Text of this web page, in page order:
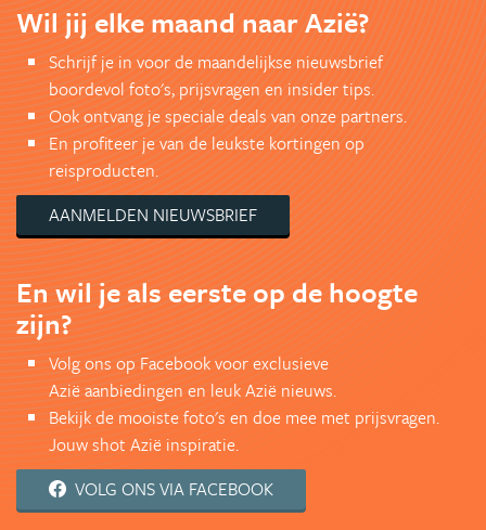
Wil jij elke maand naar Azië?
Schrijf je in voor de maandelijkse nieuwsbrief
boordevol foto's, prijsvragen en insider tips.
Ook ontvang je speciale deals van onze partners.
En profiteer je van de leukste kortingen op
reisproducten.
AANMELDEN NIEUWSBRIEF
En wil je als eerste op de hoogte
zijn?
Volg ons op Facebook voor exclusieve
Azië aanbiedingen en leuk Azië nieuws.
Bekijk de mooiste foto's en doe mee met prijsvragen.
Jouw shot Azië inspiratie.
VOLG ONS VIA FACEBOOK